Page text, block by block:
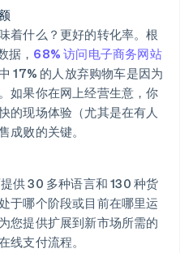
着什么？更好的转化率。根
据， 68% 访问电子商务网站
17% 的人放弃购物车是因为
如果你在网上经营生意，你
的现场体验（尤其是在有人
成败的关键。
供 30 多种语言和 130 种货
于哪个阶段或目前在哪里运
您提供扩展到新市场所需的
线支付流程。